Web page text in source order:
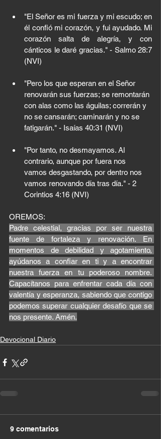
"El Señor es mi fuerza y mi escudo; en
él confió mi corazón, y fui ayudado. Mi
corazón salta de alegría, y con
cánticos le daré gracias." - Salmo 28:7
(NVI)
"Pero los que esperan en el Señor
renovarán sus fuerzas; se remontarán
con alas como las águilas; correrán y
no se cansarán; caminarán y no se
fatigarán." - Isaías 40:31 (NVI)
"Por tanto, no desmayamos. Al
contrario, aunque por fuera nos
vamos desgastando, por dentro nos
vamos renovando día tras día." - 2
Corintios 4:16 (NVI)
OREMOS:
Padre celestial, gracias por ser nuestra
fuente de fortaleza y renovación. En
momentos de debilidad y agotamiento,
ayúdanos a confiar en ti y a encontrar
nuestra fuerza en tu poderoso nombre.
Capacítanos para enfrentar cada día con
valentía y esperanza, sabiendo que contigo
podemos superar cualquier desafío que se
nos presente. Amén.
Devocional Diario
9 comentarios